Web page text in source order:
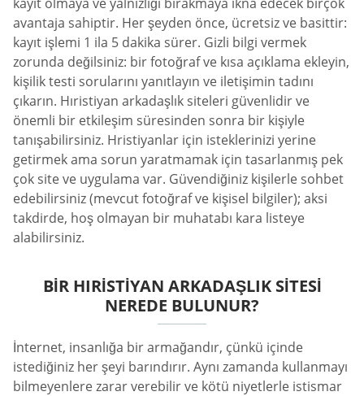
avantaja sahiptir. Her şeyden önce, ücretsiz ve basittir:
kayıt işlemi 1 ila 5 dakika sürer. Gizli bilgi vermek
zorunda değilsiniz: bir fotoğraf ve kısa açıklama ekleyin,
kişilik testi sorularını yanıtlayın ve iletişimin tadını
çıkarın. Hıristiyan arkadaşlık siteleri güvenlidir ve
önemli bir etkileşim süresinden sonra bir kişiyle
tanışabilirsiniz. Hristiyanlar için isteklerinizi yerine
getirmek ama sorun yaratmamak için tasarlanmış pek
çok site ve uygulama var. Güvendiğiniz kişilerle sohbet
edebilirsiniz (mevcut fotoğraf ve kişisel bilgiler); aksi
takdirde, hoş olmayan bir muhatabı kara listeye
alabilirsiniz.
BIR HIRISTIYAN ARKADAŞLIK SITESI
NEREDE BULUNUR?
İnternet, insanlığa bir armağandır, çünkü içinde
istediğiniz her şeyi barındırır. Aynı zamanda kullanmayı
bilmeyenlere zarar verebilir ve kötü niyetlerle istismar